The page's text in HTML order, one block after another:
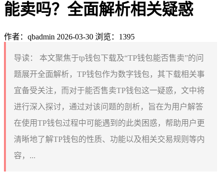
能卖吗？全面解析相关疑惑
作者：qbadmin 2026-03-30 浏览：1395
导读：
本文聚焦于tp钱包下载及“TP钱包能否售卖”的问
题展开全面解析，TP钱包作为数字钱包，其下载相关事
宜备受关注，而对于能否售卖TP钱包这一疑惑，文中将
进行深入探讨，通过对该问题的剖析，旨在为用户解答
在使用TP钱包过程中可能遇到的此类困惑，帮助用户更
清晰地了解TP钱包的性质、功能以及相关交易规则等内
容，...